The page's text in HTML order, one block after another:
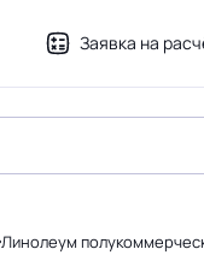
Заявка на
Линолеум